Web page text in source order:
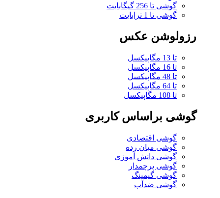
گوشی تا 256 گیگابایت
گوشی تا 1 ترابایت
رزولوشن عکس
تا 13 مگاپیکسل
تا 16 مگاپیکسل
تا 48 مگاپیکسل
تا 64 مگاپیکسل
تا 108 مگاپیکسل
گوشی براساس کاربری
گوشی اقتصادی
گوشی میان رده
گوشی دانش آموزی
گوشی پرچمدار
گوشی گیمینگ
گوشی ضدآب